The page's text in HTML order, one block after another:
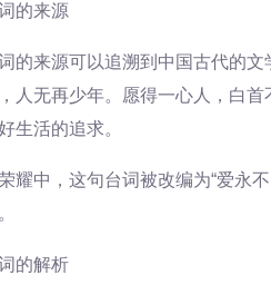
的来源
的来源可以追溯到中国古代的
人无再少年。愿得一心人，白
生活的追求。
耀中，这句台词被改编为“爱永
的解析